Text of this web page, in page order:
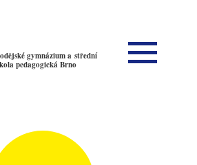
gymnázium a střední
pedagogická Brno